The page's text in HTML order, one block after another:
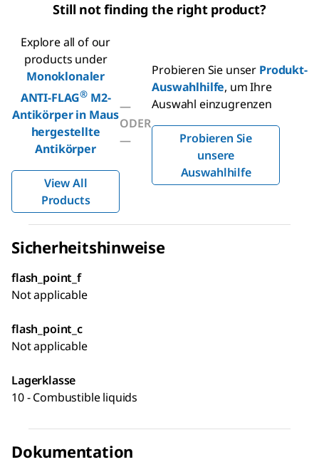
Still not finding the right product?
Explore all of our
products under
Monoklonaler
ANTI-FLAG® M2-
Antikörper in Maus
hergestellte
Antikörper
View All
Products
—
ODER
—
Probieren Sie unser Produkt-
Auswahlhilfe, um Ihre
Auswahl einzugrenzen
Probieren Sie
unsere
Auswahlhilfe
Sicherheitshinweise
flash_point_f
Not applicable
flash_point_c
Not applicable
Lagerklasse
10 - Combustible liquids
Dokumentation